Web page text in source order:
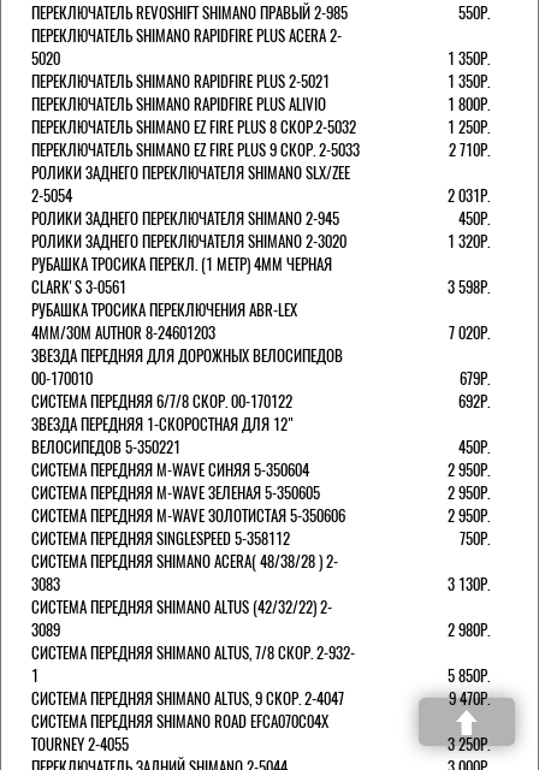
ПЕРЕКЛЮЧАТЕЛЬ REVOSHIFT SHIMANO ПРАВЫЙ 2-985
550Р.
ПЕРЕКЛЮЧАТЕЛЬ SHIMANO RAPIDFIRE PLUS ACERA 2-
5020
1 350Р.
ПЕРЕКЛЮЧАТЕЛЬ SHIMANO RAPIDFIRE PLUS 2-5021
1 350Р.
ПЕРЕКЛЮЧАТЕЛЬ SHIMANO RAPIDFIRE PLUS ALIVIO
1 800Р.
ПЕРЕКЛЮЧАТЕЛЬ SHIMANO EZ FIRE PLUS 8 СКОР.2-5032
1 250Р.
ПЕРЕКЛЮЧАТЕЛЬ SHIMANO EZ FIRE PLUS 9 СКОР. 2-5033
2 710Р.
РОЛИКИ ЗАДНЕГО ПЕРЕКЛЮЧАТЕЛЯ SHIMANO SLX/ZEE
2-5054
2 031Р.
РОЛИКИ ЗАДНЕГО ПЕРЕКЛЮЧАТЕЛЯ SHIMANO 2-945
450Р.
РОЛИКИ ЗАДНЕГО ПЕРЕКЛЮЧАТЕЛЯ SHIMANO 2-3020
1 320Р.
РУБАШКА ТРОСИКА ПЕРЕКЛ. (1 МЕТР) 4ММ ЧЕРНАЯ
СLARK'S 3-0561
3 598Р.
РУБАШКА ТРОСИКА ПЕРЕКЛЮЧЕНИЯ ABR-LEX
4MM/30M AUTHOR 8-24601203
7 020Р.
ЗВЕЗДА ПЕРЕДНЯЯ ДЛЯ ДОРОЖНЫХ ВЕЛОСИПЕДОВ
00-170010
679Р.
СИСТЕМА ПЕРЕДНЯЯ 6/7/8 СКОР. 00-170122
692Р.
ЗВЕЗДА ПЕРЕДНЯЯ 1-СКОРОСТНАЯ ДЛЯ 12"
ВЕЛОСИПЕДОВ 5-350221
450Р.
СИСТЕМА ПЕРЕДНЯЯ M-WAVE СИНЯЯ 5-350604
2 950Р.
СИСТЕМА ПЕРЕДНЯЯ M-WAVE ЗЕЛЕНАЯ 5-350605
2 950Р.
СИСТЕМА ПЕРЕДНЯЯ M-WAVE ЗОЛОТИСТАЯ 5-350606
2 950Р.
СИСТЕМА ПЕРЕДНЯЯ SINGLESPEED 5-358112
750Р.
СИСТЕМА ПЕРЕДНЯЯ SHIMANO ACERA( 48/38/28 ) 2-
3083
3 130Р.
СИСТЕМА ПЕРЕДНЯЯ SHIMANO ALTUS (42/32/22) 2-
3089
2 980Р.
СИСТЕМА ПЕРЕДНЯЯ SHIMANO ALTUS, 7/8 СКОР. 2-932-
1
5 850Р.
СИСТЕМА ПЕРЕДНЯЯ SHIMANO ALTUS, 9 СКОР. 2-4047
9 470Р.
СИСТЕМА ПЕРЕДНЯЯ SHIMANO ROAD EFCA070C04X
TOURNEY 2-4055
3 250Р.